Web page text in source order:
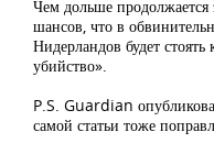
Чем дольше
шансов, что в
Нидерландов будет
убийство».
P.S. Guardian
самой статьи тоже